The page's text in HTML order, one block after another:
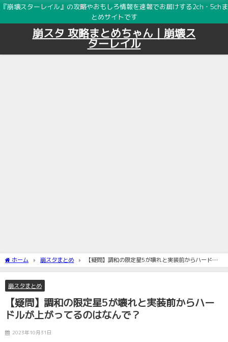
『崩壊スターレイル』の攻略やおもしろ情報を速報でお届けする2ch・5chま
とめサイトです
崩スタ 攻略まとめちゃん｜崩壊ス
ターレイル
ホーム 崩スタまとめ
【疑問】調和の限定星5が壊れと実装前からハードル
が上がってるのはなんで？
崩スタまとめ
【疑問】調和の限定星5が壊れと実装前からハー
ドルが上がってるのはなんで？
2023年10月31日